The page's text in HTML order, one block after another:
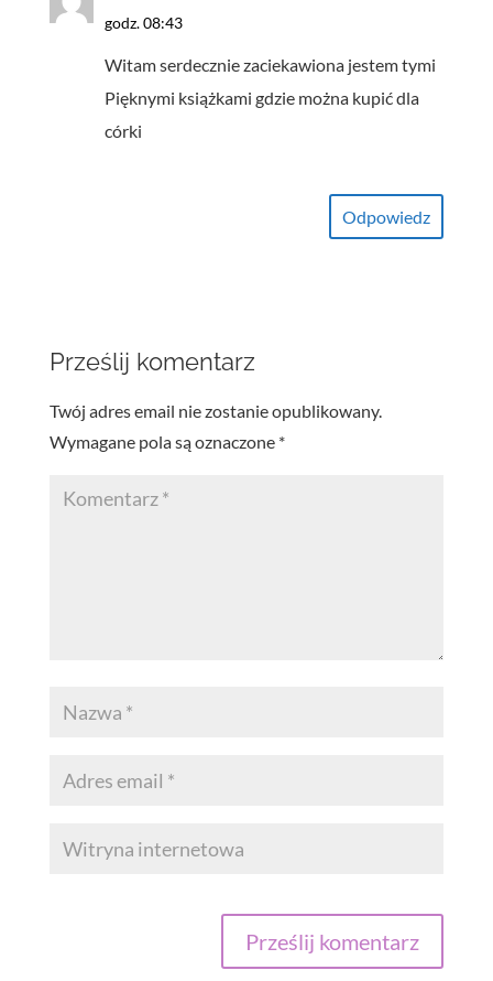
godz. 08:43
Witam serdecznie zaciekawiona jestem tymi
Pięknymi książkami gdzie można kupić dla
córki
Odpowiedz
Prześlij komentarz
Twój adres email nie zostanie opublikowany.
Wymagane pola są oznaczone *